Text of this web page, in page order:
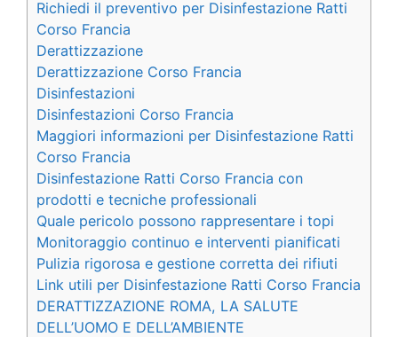
Richiedi il preventivo per Disinfestazione Ratti
Corso Francia
Derattizzazione
Derattizzazione Corso Francia
Disinfestazioni
Disinfestazioni Corso Francia
Maggiori informazioni per Disinfestazione Ratti
Corso Francia
Disinfestazione Ratti Corso Francia con
prodotti e tecniche professionali
Quale pericolo possono rappresentare i topi
Monitoraggio continuo e interventi pianificati
Pulizia rigorosa e gestione corretta dei rifiuti
Link utili per Disinfestazione Ratti Corso Francia
DERATTIZZAZIONE ROMA, LA SALUTE
DELL’UOMO E DELL’AMBIENTE